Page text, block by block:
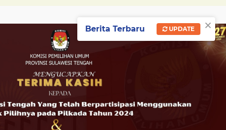
×
Berita Terbaru UPDATE